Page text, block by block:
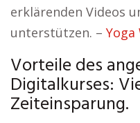
erklärenden Videos
unterstützen. – Yoga
Vorteile des
Digitalkurses:
Zeiteinsparung.